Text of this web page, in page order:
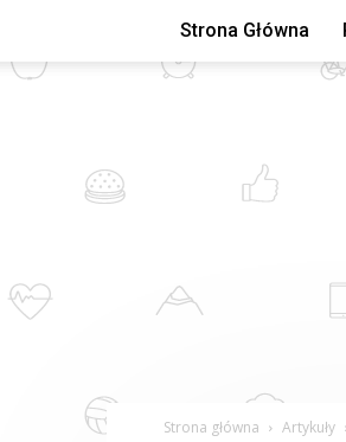
Strona Główna
Strona główna Artykuły